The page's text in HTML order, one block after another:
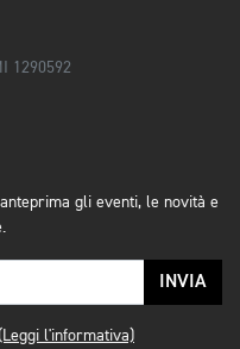
1290592
gli eventi, le novità e
INVIA
(Leggi l'informativa)